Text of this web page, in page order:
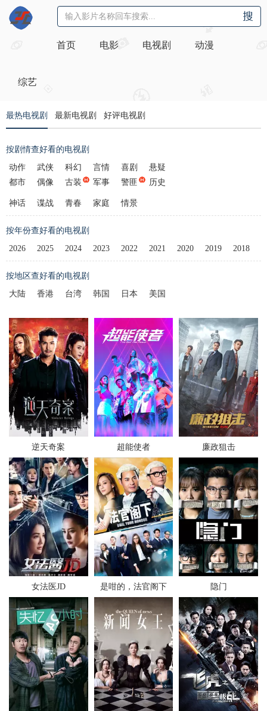
首页 电影 电视剧 动漫
综艺
最热电视剧 最新电视剧 好评电视剧
按剧情查好看的电视剧
动作
武侠 科幻 言情 喜剧
悬疑
都市
偶像 古装 军事 警匪 历史
神话 谍战 青春 家庭 情景
按年份查好看的电视剧
2026
2025 2024 2023 2022 2021 2020 2019 2018
按地区查好看的电视剧
大陆
香港 台湾 韩国 日本 美国
逆天奇案 超能使者 廉政狙击
女法医JD 是咁的，法官阁下 隐门